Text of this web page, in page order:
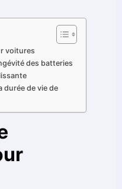
voitures
des batteries
durée de vie de